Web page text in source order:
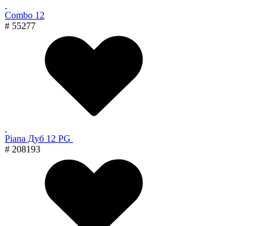
Combo 12
# 55277
Piana Дуб 12 PG
# 208193